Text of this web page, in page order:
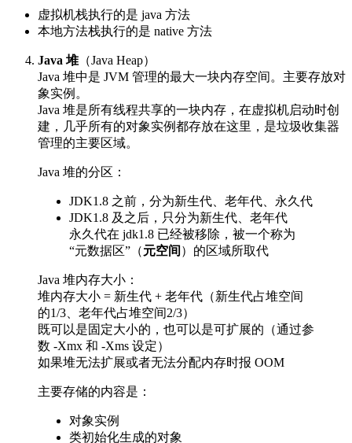
虚拟机栈执行的是 java 方法
本地方法栈执行的是 native 方法
Java 堆 （Java Heap）
Java 堆中是 JVM 管理的最大一块内存空间。主要存放对
象实例。
Java 堆是所有线程共享的一块内存，在虚拟机启动时创
建，几乎所有的对象实例都存放在这里，是垃圾收集器
管理的主要区域。
Java 堆的分区：
JDK1.8 之前，分为新生代、老年代、永久代
JDK1.8 及之后，只分为新生代、老年代
永久代在 jdk1.8 已经被移除，被一个称为
“元数据区”（元空间 ）的区域所取代
Java 堆内存大小：
堆内存大小 = 新生代 + 老年代（新生代占堆空间
的1/3、老年代占堆空间2/3）
既可以是固定大小的，也可以是可扩展的（通过参
数 -Xmx 和 -Xms 设定）
如果堆无法扩展或者无法分配内存时报 OOM
主要存储的内容是：
对象实例
类初始化生成的对象